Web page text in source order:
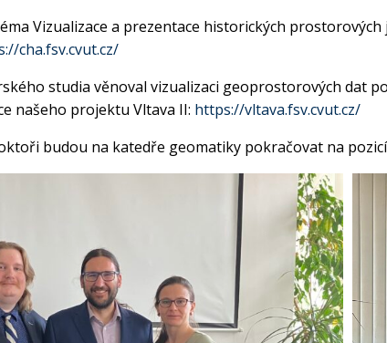
Vizualizace a prezentace historických
cha.fsv.cvut.cz/
studia věnoval vizualizaci geoprostorových dat
našeho projektu Vltava II: https://vltava.fsv.cvut.cz/
budou na katedře geomatiky pokračovat na